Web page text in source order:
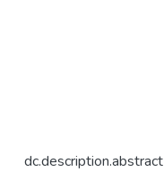
dc.description.abstract